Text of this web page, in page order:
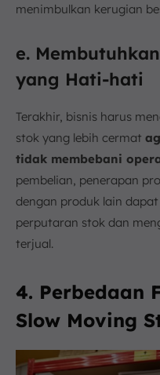
menimbulkan kerugian
e.
yang Hati-hati
Terakhir, bisnis harus
stok yang lebih cermat
tidak membebani
pembelian, penerapan
dengan produk lain
perputaran stok dan
terjual.
4. Perbedaan
Slow Moving